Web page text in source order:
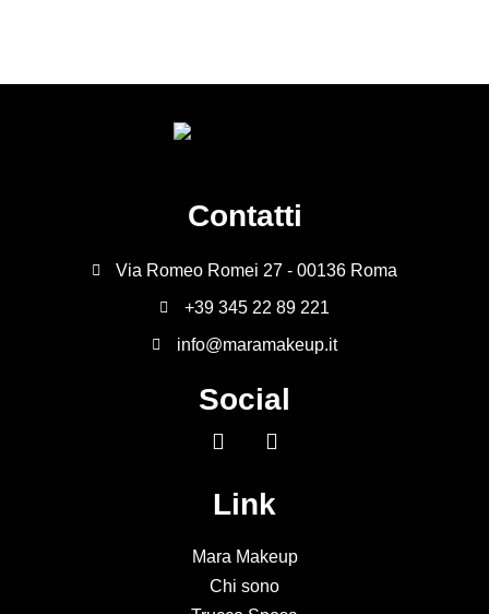
Contatti
Via Romeo Romei 27 - 00136 Roma
+39 345 22 89 221
info@maramakeup.it
Social
Link
Mara Makeup
Chi sono